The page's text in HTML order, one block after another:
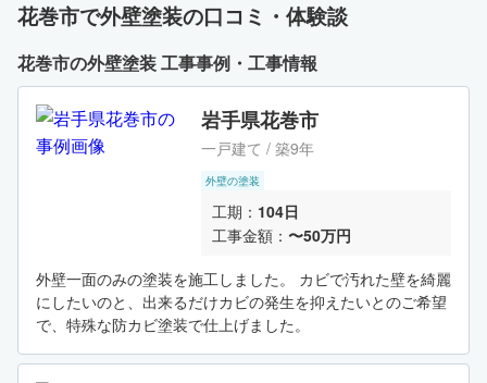
花巻市で外壁塗装の口コミ・体験談
花巻市の外壁塗装 工事事例・工事情報
岩手県花巻市
一戸建て / 築9年
外壁の塗装
工期： 104日
工事金額： 〜50万円
外壁一面のみの塗装を施工しました。 カビで汚れた壁を綺麗
にしたいのと、出来るだけカビの発生を抑えたいとのご希望
で、特殊な防カビ塗装で仕上げました。